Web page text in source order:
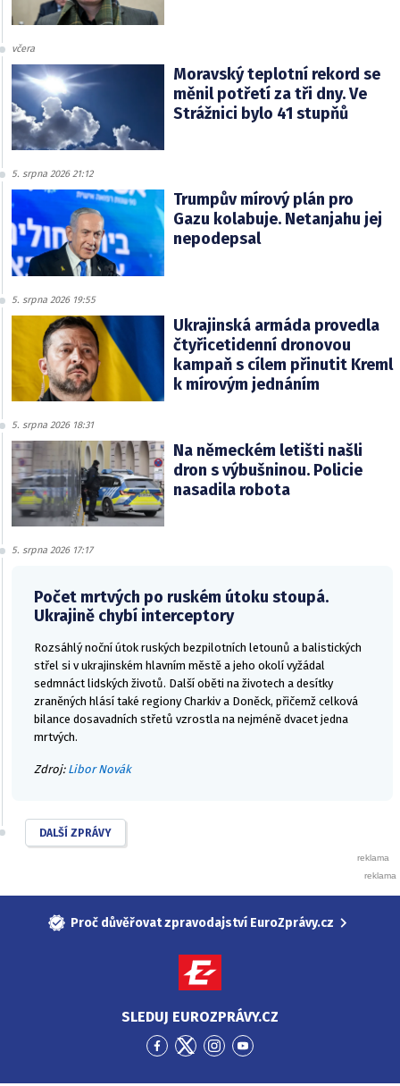
včera
Moravský teplotní rekord se
měnil potřetí za tři dny. Ve
Strážnici bylo 41 stupňů
5. srpna 2026 21:12
Trumpův mírový plán pro
Gazu kolabuje. Netanjahu jej
nepodepsal
5. srpna 2026 19:55
Ukrajinská armáda provedla
čtyřicetidenní dronovou
kampaň s cílem přinutit Kreml
k mírovým jednáním
5. srpna 2026 18:31
Na německém letišti našli
dron s výbušninou. Policie
nasadila robota
5. srpna 2026 17:17
Počet mrtvých po ruském útoku stoupá.
Ukrajině chybí interceptory
Rozsáhlý noční útok ruských bezpilotních letounů a balistických
střel si v ukrajinském hlavním městě a jeho okolí vyžádal
sedmnáct lidských životů. Další oběti na životech a desítky
zraněných hlásí také regiony Charkiv a Doněck, přičemž celková
bilance dosavadních střetů vzrostla na nejméně dvacet jedna
mrtvých.
Zdroj: Libor Novák
DALŠÍ ZPRÁVY
Proč důvěřovat zpravodajství EuroZprávy.cz
SLEDUJ EUROZPRÁVY.CZ
PřejítPřejítPřejítPřejít